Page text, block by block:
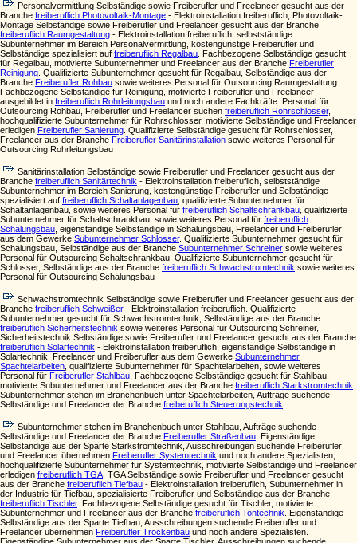
Personalvermittlung Selbständige sowie Freiberufler und Freelancer gesucht aus der
Branche freiberuflich Photovoltaik-Montage - Elektroinstallation freiberuflich, Photovoltaik-
Montage Selbständige sowie Freiberufler und Freelancer gesucht aus der Branche
freiberuflich Raumgestaltung - Elektroinstallation freiberuflich, selbstständige
Subunternehmer im Bereich Personalvermittlung, kostengünstige Freiberufler und
Selbständige spezialisiert auf freiberuflich Regalbau . Fachbezogene Selbständige gesucht
für Regalbau, motivierte Subunternehmer und Freelancer aus der Branche Freiberufler
Reinigung . Qualifizierte Subunternehmer gesucht für Regalbau, Selbständige aus der
Branche Freiberufler Rohbau sowie weiteres Personal für Outsourcing Raumgestaltung.
Fachbezogene Selbständige für Reinigung, motivierte Freiberufler und Freelancer
ausgebildet in freiberuflich Rohrleitungsbau und noch andere Fachkräfte. Personal für
Outsourcing Rohbau, Freiberufler und Freelancer suchen freiberuflich Rohrschlosser,
hochqualifizierte Subunternehmer für Rohrschlosser, motivierte Selbständige und Freelancer
erledigen Freiberufler Sanierung . Qualifizierte Selbständige gesucht für Rohrschlosser,
Freelancer aus der Branche Freiberufler Sanitärinstallation sowie weiteres Personal für
Outsourcing Rohrleitungsbau
Sanitärinstallation Selbständige sowie Freiberufler und Freelancer gesucht aus der
Branche freiberuflich Sanitärtechnik - Elektroinstallation freiberuflich, selbstständige
Subunternehmer im Bereich Sanierung, kostengünstige Freiberufler und Selbständige
spezialisiert auf freiberuflich Schaltanlagenbau , qualifizierte Subunternehmer für
Schaltanlagenbau, sowie weiteres Personal für freiberuflich Schaltschrankbau , qualifizierte
Subunternehmer für Schaltschrankbau, sowie weiteres Personal für freiberuflich
Schalungsbau , eigenständige Selbständige in Schalungsbau, Freelancer und Freiberufler
aus dem Gewerke Subunternehmer Schlosser. Qualifizierte Subunternehmer gesucht für
Schalungsbau, Selbständige aus der Branche Subunternehmer Schreiner sowie weiteres
Personal für Outsourcing Schaltschrankbau. Qualifizierte Subunternehmer gesucht für
Schlosser, Selbständige aus der Branche freiberuflich Schwachstromtechnik sowie weiteres
Personal für Outsourcing Schalungsbau
Schwachstromtechnik Selbständige sowie Freiberufler und Freelancer gesucht aus der
Branche freiberuflich Schweißer - Elektroinstallation freiberuflich. Qualifizierte
Subunternehmer gesucht für Schwachstromtechnik, Selbständige aus der Branche
freiberuflich Sicherheitstechnik sowie weiteres Personal für Outsourcing Schreiner,
Sicherheitstechnik Selbständige sowie Freiberufler und Freelancer gesucht aus der Branche
freiberuflich Solartechnik - Elektroinstallation freiberuflich, eigenständige Selbständige in
Solartechnik, Freelancer und Freiberufler aus dem Gewerke Subunternehmer
Spachtelarbeiten , qualifizierte Subunternehmer für Spachtelarbeiten, sowie weiteres
Personal für Freiberufler Stahlbau . Fachbezogene Selbständige gesucht für Stahlbau,
motivierte Subunternehmer und Freelancer aus der Branche freiberuflich Starkstromtechnik
Subunternehmer stehen im Branchenbuch unter Spachtelarbeiten, Aufträge suchende
Selbständige und Freelancer der Branche freiberuflich Steuerungstechnik
Subunternehmer stehen im Branchenbuch unter Stahlbau, Aufträge suchende
Selbständige und Freelancer der Branche Freiberufler Straßenbau . Eigenständige
Selbständige aus der Sparte Starkstromtechnik, Ausschreibungen suchende Freiberufler
und Freelancer übernehmen Freiberufler Systemtechnik und noch andere Spezialisten,
hochqualifizierte Subunternehmer für Systemtechnik, motivierte Selbständige und Freelancer
erledigen freiberuflich TGA , TGA Selbständige sowie Freiberufler und Freelancer gesucht
aus der Branche freiberuflich Tiefbau - Elektroinstallation freiberuflich, Subunternehmer in
der Industrie für Tiefbau, spezialisierte Freiberufler und Selbständige aus der Branche
freiberuflich Tischler. Fachbezogene Selbständige gesucht für Tischler, motivierte
Subunternehmer und Freelancer aus der Branche freiberuflich Tontechnik . Eigenständige
Selbständige aus der Sparte Tiefbau, Ausschreibungen suchende Freiberufler und
Freelancer übernehmen Freiberufler Trockenbau und noch andere Spezialisten.